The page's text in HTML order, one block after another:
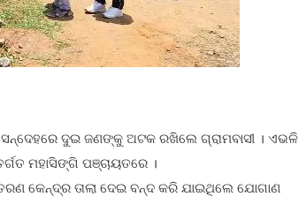
ଦୁଇ ଜଣଙ୍କୁ ଅଟକ ରଖିଲେ ଗ୍ରାମବାସୀ । ଏଭଳି
ମହାସିଙ୍ଗି ପଞ୍ଚାୟତରେ ।
କେନ୍ଦ୍ର ତାଲା ଦେଇ ବନ୍ଦ କରି ଯାଇଥିଲେ ଯୋଗାଣ